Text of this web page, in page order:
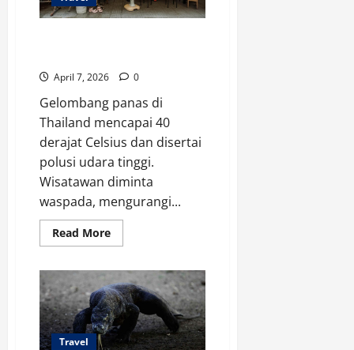
April 7, 2026 0
Gelombang panas di
Thailand mencapai 40
derajat Celsius dan disertai
polusi udara tinggi.
Wisatawan diminta
waspada, mengurangi...
Read MoreRead
more
Panas
Thailand
40
Derajat,
Wisatawan
Waspada
Travel